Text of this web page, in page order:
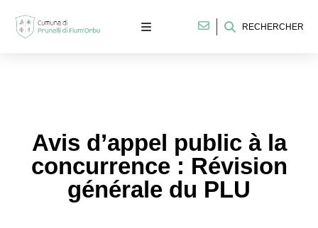
RECHERCHER
Avis d’appel public à la
concurrence : Révision
générale du PLU